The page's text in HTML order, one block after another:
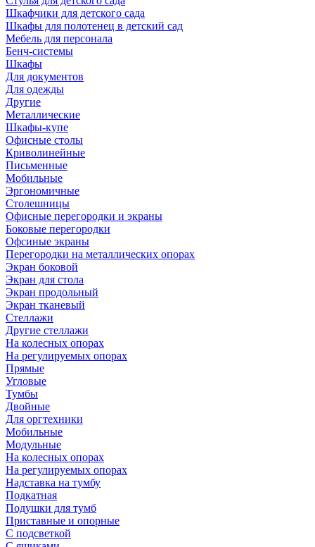
Шкафчики для детского сада
Шкафы для полотенец в детский сад
Мебель для персонала
Бенч-системы
Шкафы
Для документов
Для одежды
Другие
Металлические
Шкафы-купе
Офисные столы
Криволинейные
Письменные
Мобильные
Эргономичные
Столешницы
Офисные перегородки и экраны
Боковые перегородки
Офсиные экраны
Перегородки на металлических опорах
Экран боковой
Экран для стола
Экран продольный
Экран тканевый
Стеллажи
Другие стеллажи
На колесных опорах
На регулируемых опорах
Прямые
Угловые
Тумбы
Двойные
Для оргтехники
Мобильные
Модульные
На колесных опорах
На регулируемых опорах
Надставка на тумбу
Подкатная
Подушки для тумб
Приставные и опорные
С подсветкой